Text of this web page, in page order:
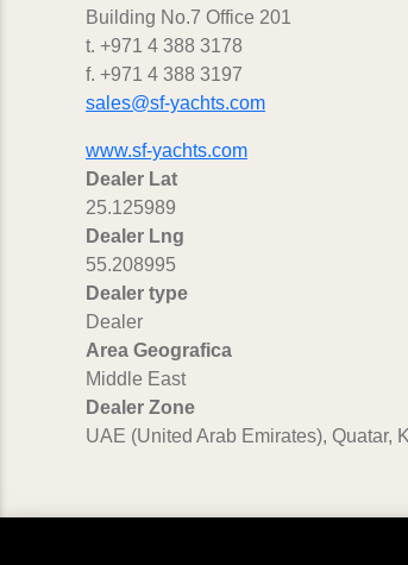
Building No.7 Office 201
t. +971 4 388 3178
f. +971 4 388 3197
sales@sf-yachts.com
www.sf-yachts.com
Dealer Lat
25.125989
Dealer Lng
55.208995
Dealer type
Dealer
Area Geografica
Middle East
Dealer Zone
UAE (United Arab Emirates), Quatar,